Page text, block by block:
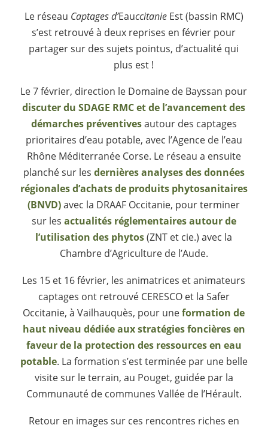
Le réseau Captages d’EauccitanieEst (bassin RMC)
s’est retrouvé à deux reprises en février pour
partager sur des sujets pointus, d’actualité qui
plus est !
Le 7 février, direction le Domaine de Bayssan pour
discuter du SDAGE RMC et de l’avancement des
démarches préventivesautour des captages
prioritaires d’eau potable, avec l’Agence de l’eau
Rhône Méditerranée Corse. Le réseau a ensuite
planché sur les dernières analyses des données
régionales d’achats de produits phytosanitaires
(BNVD)avec la DRAAF Occitanie, pour terminer
sur les actualités réglementaires autour de
l’utilisation des phytos(ZNT et cie.) avec la
Chambre d’Agriculture de l’Aude.
Les 15 et 16 février, les animatrices et animateurs
captages ont retrouvé CERESCO et la Safer
Occitanie, à Vailhauquès, pour uneformation de
haut niveau dédiée aux stratégies foncières en
faveur de la protection des ressources en eau
potable. La formation s’est terminée par une belle
visite sur le terrain, au Pouget, guidée par la
Communauté de communes Vallée de l’Hérault.
Retour en images sur ces rencontres riches en